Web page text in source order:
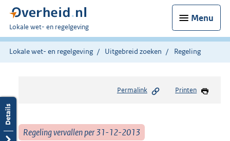
Menu
U
bent
hier:
Lokale wet- en regelgeving
Lokale wet- en regelgeving Uitgebreid zoeken Regeling
Permalink Printen
Regeling vervallen per 31-12-2013